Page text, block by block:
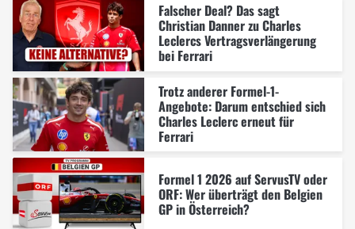
Falscher Deal? Das sagt
Christian Danner zu Charles
Leclercs Vertragsverlängerung
bei Ferrari
Trotz anderer Formel-1-
Angebote: Darum entschied sich
Charles Leclerc erneut für
Ferrari
Formel 1 2026 auf ServusTV oder
ORF: Wer überträgt den Belgien
GP in Österreich?